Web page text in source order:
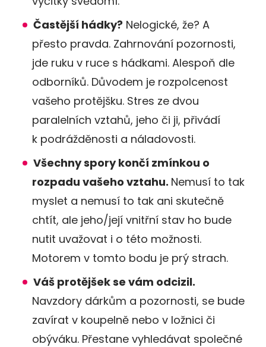
Častější hádky? Nelogické, že? A
přesto pravda. Zahrnování pozornosti,
jde ruku v ruce s hádkami. Alespoň dle
odborníků. Důvodem je rozpolcenost
vašeho protějšku. Stres ze dvou
paralelních vztahů, jeho či ji, přivádí
k podrážděnosti a náladovosti.
Všechny spory končí zmínkou o
rozpadu vašeho vztahu. Nemusí to tak
myslet a nemusí to tak ani skutečně
chtít, ale jeho/její vnitřní stav ho bude
nutit uvažovat i o této možnosti.
Motorem v tomto bodu je prý strach.
Váš protějšek se vám odcizil.
Navzdory dárkům a pozornosti, se bude
zavírat v koupelně nebo v ložnici či
obýváku. Přestane vyhledávat společné